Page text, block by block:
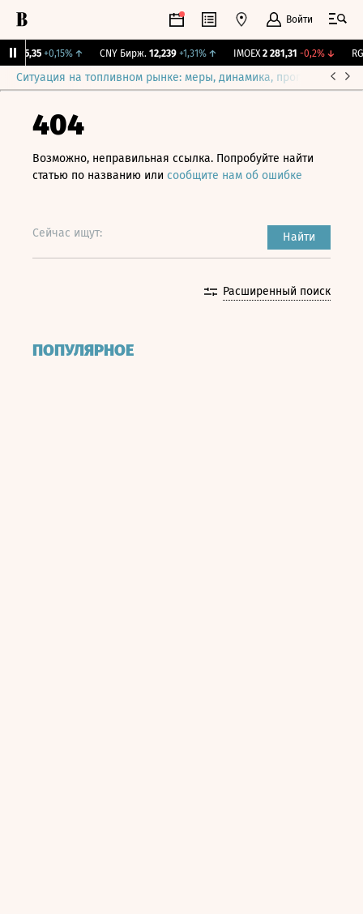
Войти
115,35 +0,15%↑ CNY Бирж. 12,239 +1,31% ↑ IMOEX 2 281,31 -0,2%↓
Ситуация на топливном рынке: меры, динамика, прогнозы
404
Возможно, неправильная ссылка. Попробуйте найти
статью по названию или сообщите нам об ошибке
Сейчас ищут: Найти
Расширенный поиск
ПОПУЛЯРНОЕ